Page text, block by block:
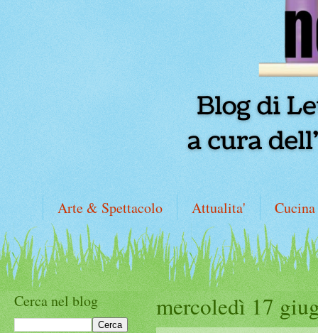
Arte & Spettacolo Attualita' Cucina
mercoledì 17
Cerca nel blog